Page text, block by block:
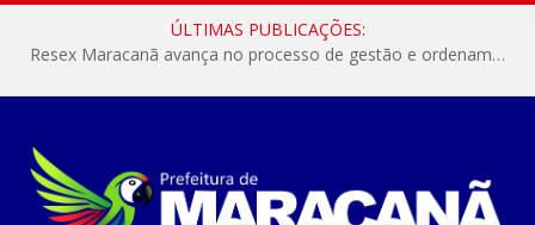
ÚLTIMAS PUBLICAÇÕES:
Resex Maracanã avança no processo de gestão e ordenamento do turismo em nossas áreas protegidas.